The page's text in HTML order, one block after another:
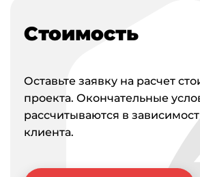
Стоимость
Оставьте заявку на расчет
проекта. Окончательные
рассчитываются в
клиента.